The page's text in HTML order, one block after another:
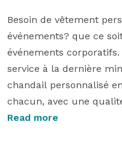
Besoin de vêtement
événements? que ce
événements
service à la dernière
chandail personnalisé
chacun, avec une
compétition!
Read more